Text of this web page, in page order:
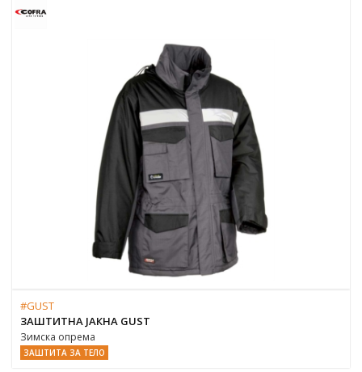
#GUST
ЗАШТИТНА ЈАКНА GUST
Зимска опрема
ЗАШТИТА ЗА ТЕЛО